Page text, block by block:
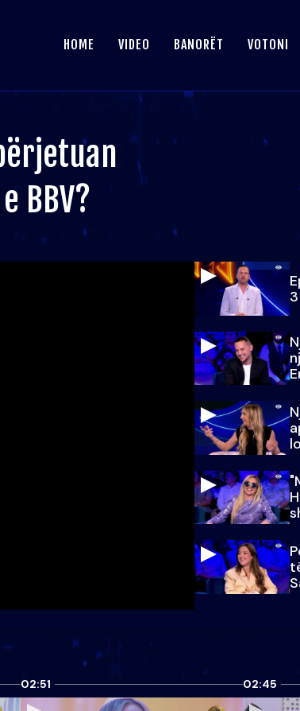
HOME VIDEO BANORËT VOTONI
BBV?
3
02:51 02:45